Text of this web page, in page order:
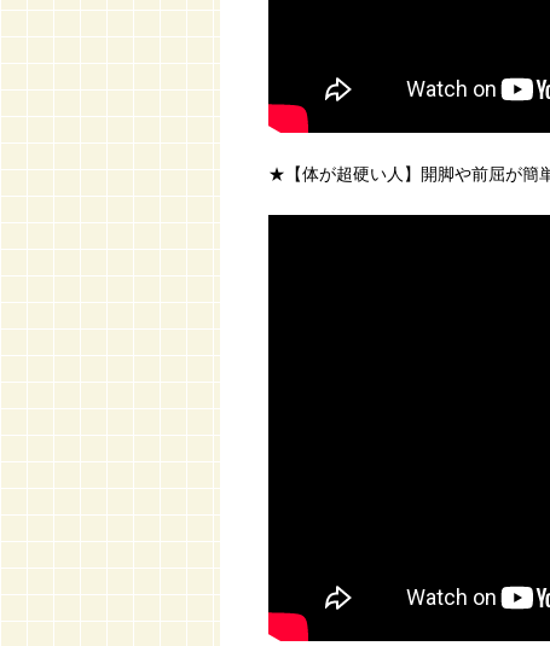
★【体が超硬い人】開脚や前屈が簡